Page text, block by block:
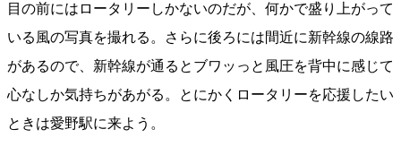
目の前にはロータリーしかないのだが、何かで盛り上がって
いる風の写真を撮れる。さらに後ろには間近に新幹線の線路
があるので、新幹線が通るとブワッっと風圧を背中に感じて
心なしか気持ちがあがる。とにかくロータリーを応援したい
ときは愛野駅に来よう。